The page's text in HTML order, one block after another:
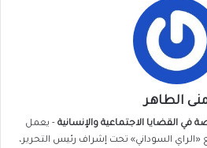
الطاهر
القضايا الاجتماعية والإنسانية - يعمل
«الراي السوداني» تحت إشراف رئيس التحرير،